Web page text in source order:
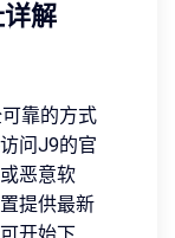
解
靠的方式
问J9的官
恶意软
提供最新